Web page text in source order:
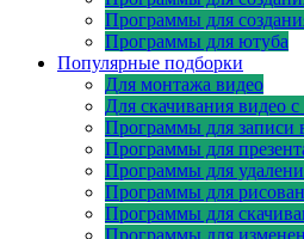
Программы для
Программы для ютуба
Популярные подборки
Для монтажа видео
Для скачивания видео
Программы для записи
Программы для
Программы для
Программы для
Программы для
Программы для